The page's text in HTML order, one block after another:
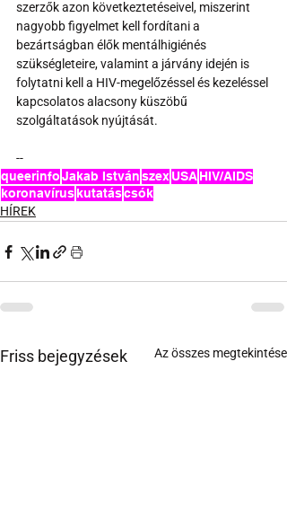
szerzők azon következtetéseivel, miszerint
nagyobb figyelmet kell fordítani a
bezártságban élők mentálhigiénés
szükségleteire, valamint a járvány idején is
folytatni kell a HIV-megelőzéssel és kezeléssel
kapcsolatos alacsony küszöbű
szolgáltatások nyújtását.
--
queerinfoJakab IstvánszexUSAHIV/AIDS
koronavíruskutatáscsók
HÍREK
Friss bejegyzések Az összes megtekintése